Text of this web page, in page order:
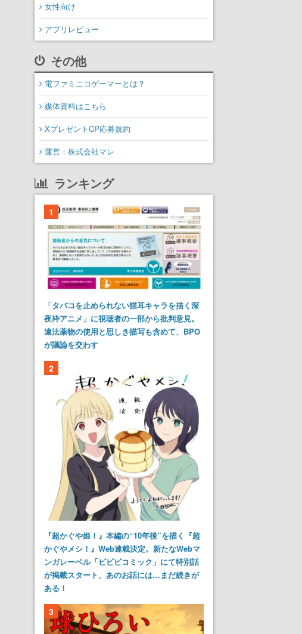
女性向け
アプリレビュー
その他
電ファミニコゲーマーとは？
媒体資料はこちら
XプレゼントCP応募規約
運営：株式会社マレ
ランキング
1
「タバコを止められない猫耳キャラを描く深
夜枠アニメ」に視聴者の一部から批判意見。
違法薬物の使用と思しき描写も含めて、BPO
が議論を交わす
2
『超かぐや姫！』本編の“10年後”を描く『超
かぐやメシ！』Web連載決定。新たなWebマ
ンガレーベル「ビビビコミック」にて特別話
が掲載スタート、あのお話には…まだ続きが
ある！
3